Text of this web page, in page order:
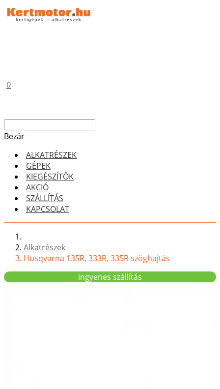
0
Bezár
ALKATRÉSZEK
GÉPEK
KIEGÉSZÍTŐK
AKCIÓ
SZÁLLÍTÁS
KAPCSOLAT
Alkatrészek
Husqvarna 135R, 333R, 335R szöghajtás
ingyenes szállítás